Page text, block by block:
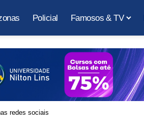
Policial Famosos & TV
redes sociais